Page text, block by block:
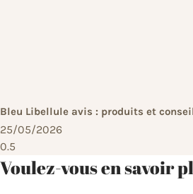
Bleu Libellule avis : produits et
25/05/2026
Voulez-vous en savoir